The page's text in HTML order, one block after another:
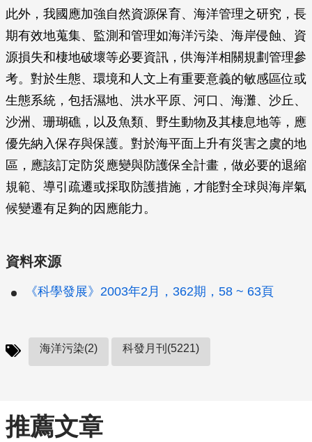
此外，我國應加強自然資源保育、海洋管理之研究，長
期有效地蒐集、監測和管理如海洋污染、海岸侵蝕、資
源損失和棲地破壞等必要資訊，供海洋相關規劃管理參
考。對於生態、環境和人文上有重要意義的敏感區位或
生態系統，包括濕地、洪水平原、河口、海灘、沙丘、
沙洲、珊瑚礁，以及魚類、野生動物及其棲息地等，應
優先納入保存與保護。對於海平面上升有災害之虞的地
區，應該訂定防災應變與防護保全計畫，做必要的退縮
規範、導引疏遷或採取防護措施，才能對全球與海岸氣
候變遷有足夠的因應能力。
資料來源
《科學發展》2003年2月，362期，58 ~ 63頁
海洋污染(2) 科發月刊(5221)
推薦文章